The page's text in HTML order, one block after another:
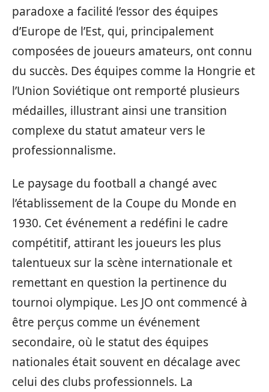
paradoxe a facilité l’essor des équipes
d’Europe de l’Est, qui, principalement
composées de joueurs amateurs, ont connu
du succès. Des équipes comme la Hongrie et
l’Union Soviétique ont remporté plusieurs
médailles, illustrant ainsi une transition
complexe du statut amateur vers le
professionnalisme.
Le paysage du football a changé avec
l’établissement de la Coupe du Monde en
1930. Cet événement a redéfini le cadre
compétitif, attirant les joueurs les plus
talentueux sur la scène internationale et
remettant en question la pertinence du
tournoi olympique. Les JO ont commencé à
être perçus comme un événement
secondaire, où le statut des équipes
nationales était souvent en décalage avec
celui des clubs professionnels. La